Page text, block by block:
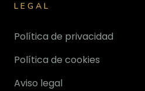
LEGAL
Política de privacidad
Política de cookies
Aviso legal